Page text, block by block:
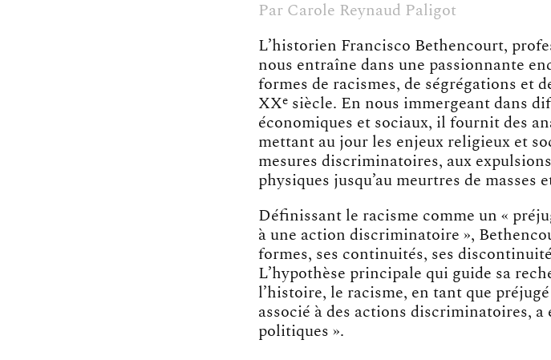
Par Carole Reynaud Paligot
L’historien Francisco Bethencourt,
nous entraîne dans une passionnante
formes de racismes, de ségrégations et
XXe siècle. En nous immergeant dans
économiques et sociaux, il fournit des
mettant au jour les enjeux religieux et
mesures discriminatoires, aux
physiques jusqu’au meurtres de masses
Définissant le racisme comme un «
à une action discriminatoire »,
formes, ses continuités, ses
L’hypothèse principale qui guide sa
l’histoire, le racisme, en tant que
associé à des actions discriminatoires, a
politiques ».